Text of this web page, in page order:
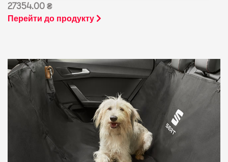
27354.00 ₴
Перейти до продукту